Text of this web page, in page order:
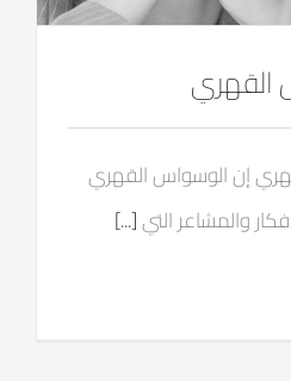
القهري
إن الوسواس القهري
والمشاعر التي[...]